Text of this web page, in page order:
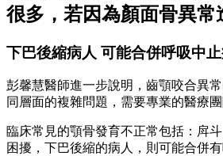
很多，若因為顏面骨異常
下巴後縮病人 可能合併呼吸中
彭馨慧醫師進一步說明，齒顎咬合異
同層面的複雜問題，需要專業的醫療
臨床常見的顎骨發育不正常包括：戽
困擾，下巴後縮的病人，則可能合併